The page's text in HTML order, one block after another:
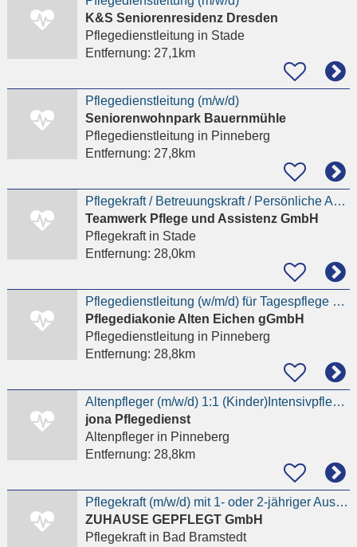
K&S Seniorenresidenz Dresden
Pflegedienstleitung in Stade
Entfernung: 27,1km
Pflegedienstleitung (m/w/d)
Seniorenwohnpark Bauernmühle
Pflegedienstleitung in Pinneberg
Entfernung: 27,8km
Pflegekraft / Betreuungskraft / Persönliche Assistenz (m/w/d) gesucht
Teamwerk Pflege und Assistenz GmbH
Pflegekraftin Stade
Entfernung: 28,0km
Pflegedienstleitung (w/m/d) für Tagespflege Pinneberg in TZ
Pflegediakonie Alten Eichen gGmbH
Pflegedienstleitung in Pinneberg
Entfernung: 28,8km
Altenpfleger (m/w/d) 1:1 (Kinder)Intensivpflege -Zeit für PatientIn
jona Pflegedienst
Altenpflegerin Pinneberg
Entfernung: 28,8km
Pflegekraft (m/w/d) mit 1- oder 2-jähriger Ausbildung - ambulant
ZUHAUSE GEPFLEGT GmbH
Pflegekraftin Bad Bramstedt